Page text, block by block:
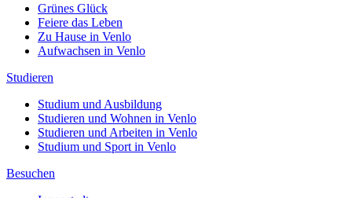
Grünes Glück
Feiere das Leben
Zu Hause in Venlo
Aufwachsen in Venlo
Studieren
Studium und Ausbildung
Studieren und Wohnen in Venlo
Studieren und Arbeiten in Venlo
Studium und Sport in Venlo
Besuchen